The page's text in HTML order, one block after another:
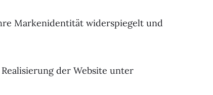
Markenidentität widerspiegelt und
der Website unter